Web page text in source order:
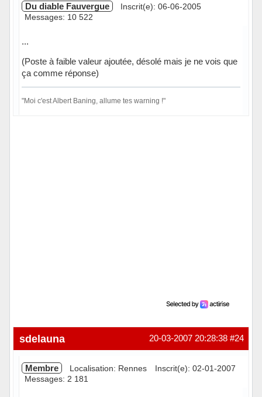
Du diable Fauvergue
Inscrit(e): 06-06-2005
Messages: 10 522
...
(Poste à faible valeur ajoutée, désolé mais je ne vois que
ça comme réponse)
"Moi c'est Albert Baning, allume tes warning !"
#24
20-03-2007 20:28:38
sdelauna
Membre Localisation: Rennes
Inscrit(e): 02-01-2007
Messages: 2 181